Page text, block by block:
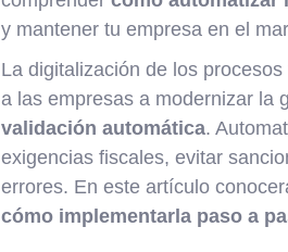
y mantener tu empresa en el
La digitalización de los
a las empresas a modernizar la
validación automática.
exigencias fiscales, evitar
errores. En este artículo
cómo implementarla paso a